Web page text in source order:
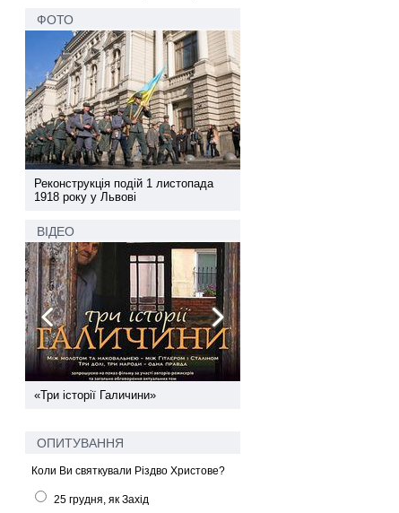
ФОТО
Реконструкція подій 1 листопада
1918 року у Львові
ВІДЕО
«Три історії Галичини»
ОПИТУВАННЯ
Коли Ви святкували Різдво Христове?
25 грудня, як Захід